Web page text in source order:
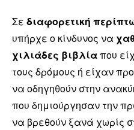
Σε διαφορετική
υπήρχε ο κίνδυνος να
χιλιάδες βιβλίαπου
τους δρόμους ή είχαν
να οδηγηθούν στην
που δημιούργησαν την
να βρεθούν ξανά χωρίς